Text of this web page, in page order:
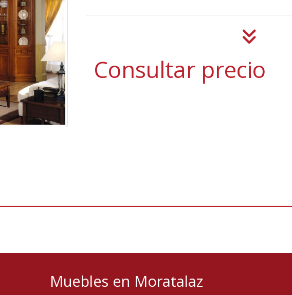
Consultar precio
Muebles en Moratalaz